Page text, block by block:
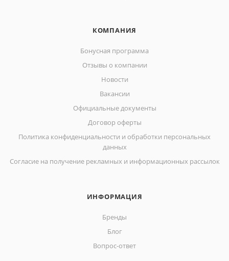
КОМПАНИЯ
Бонусная программа
Отзывы о компании
Новости
Вакансии
Официальные документы
Договор оферты
Политика конфиденциальности и обработки персональных
данных
Согласие на получение рекламных и информационных рассылок
ИНФОРМАЦИЯ
Бренды
Блог
Вопрос-ответ